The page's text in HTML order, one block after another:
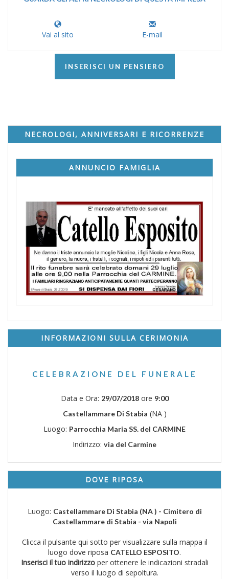
Vai al sito E-mail
INSERISCI UN PENSIERO
NECROLOGI, ANNIVERSARI E RICORRENZE
ANNUNCIO FAMIGLIA
INFORMAZIONI SULLA CERIMONIA
CELEBRAZIONE DEL FUNERALE
Data e Ora: 29/07/2018ore 9:00
Castellammare Di Stabia (NA )
Luogo: Parrocchia Maria SS. del CARMINE
Indirizzo: via del Carmine
DOVE RIPOSA
Luogo: Castellammare Di Stabia (NA ) - Cimitero di
Castellammare di Stabia - via Napoli
Clicca il pulsante qui sotto per visualizzare sulla mappa il
luogo dove riposa CATELLO ESPOSITO.
Inserisci il tuo indirizzoper ottenere le indicazioni stradali
verso il luogo di sepoltura.